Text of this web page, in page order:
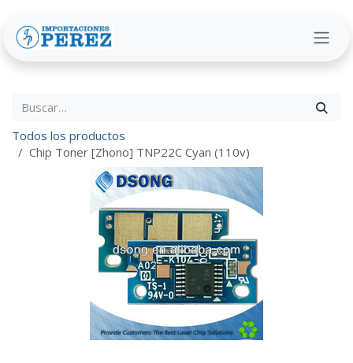
Todos los productos
Chip Toner [Zhono] TNP22C Cyan (110v)